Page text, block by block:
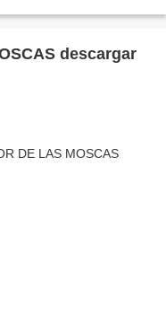
descargar